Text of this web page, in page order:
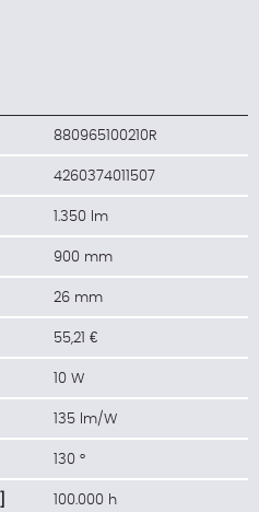
880965100210R
4260374011507
1.350 lm
900 mm
26 mm
55,21 €
10 W
135 lm/W
130 °
100.000 h